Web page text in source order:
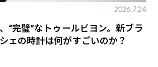
2026.7.24
“完璧”なトゥールビヨン。新ブラ
ェの時計は何がすごいのか？